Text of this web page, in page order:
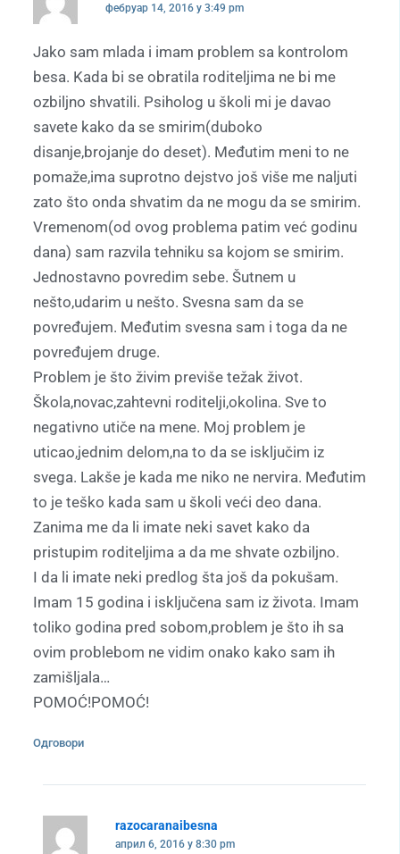
фебруар 14, 2016 у 3:49 pm
Jako sam mlada i imam problem sa kontrolom
besa. Kada bi se obratila roditeljima ne bi me
ozbiljno shvatili. Psiholog u školi mi je davao
savete kako da se smirim(duboko
disanje,brojanje do deset). Međutim meni to ne
pomaže,ima suprotno dejstvo još više me naljuti
zato što onda shvatim da ne mogu da se smirim.
Vremenom(od ovog problema patim već godinu
dana) sam razvila tehniku sa kojom se smirim.
Jednostavno povredim sebe. Šutnem u
nešto,udarim u nešto. Svesna sam da se
povređujem. Međutim svesna sam i toga da ne
povređujem druge.
Problem je što živim previše težak život.
Škola,novac,zahtevni roditelji,okolina. Sve to
negativno utiče na mene. Moj problem je
uticao,jednim delom,na to da se isključim iz
svega. Lakše je kada me niko ne nervira. Međutim
to je teško kada sam u školi veći deo dana.
Zanima me da li imate neki savet kako da
pristupim roditeljima a da me shvate ozbiljno.
I da li imate neki predlog šta još da pokušam.
Imam 15 godina i isključena sam iz života. Imam
toliko godina pred sobom,problem je što ih sa
ovim problebom ne vidim onako kako sam ih
zamišljala…
POMOĆ!POMOĆ!
Одговори
razocaranaibesna
април 6, 2016 у 8:30 pm